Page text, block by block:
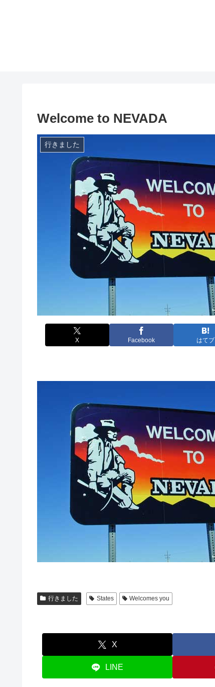
Welcome to NEVADA
行きました
X Facebook はてブ
行きました States Welcomes you
X
LINE